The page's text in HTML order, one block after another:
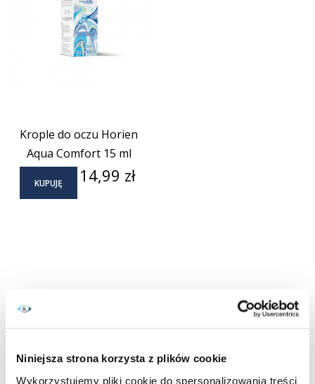
Niniejsza strona korzysta z plików cookie
Wykorzystujemy pliki cookie do spersonalizowania treści
Krople do oczu Horien
Aqua Comfort 15 ml
KUPUJĘ Cena
14,99 zł